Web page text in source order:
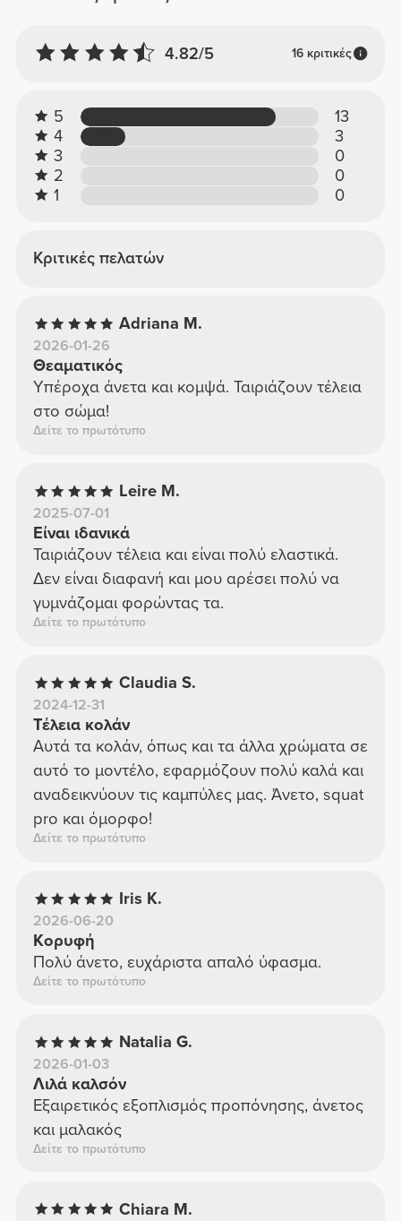
4.82/5 16 κριτικές
5
13
4
3
3
0
2
0
1
0
Κριτικές πελατών
Adriana M.
2026-01-26
Θεαματικός
Υπέροχα άνετα και κομψά. Ταιριάζουν τέλεια
στο σώμα!
Δείτε το πρωτότυπο
Leire M.
2025-07-01
Είναι ιδανικά
Ταιριάζουν τέλεια και είναι πολύ ελαστικά.
Δεν είναι διαφανή και μου αρέσει πολύ να
γυμνάζομαι φορώντας τα.
Δείτε το πρωτότυπο
Claudia S.
2024-12-31
Τέλεια κολάν
Αυτά τα κολάν, όπως και τα άλλα χρώματα σε
αυτό το μοντέλο, εφαρμόζουν πολύ καλά και
αναδεικνύουν τις καμπύλες μας. Άνετο, squat
pro και όμορφο!
Δείτε το πρωτότυπο
Iris K.
2026-06-20
Κορυφή
Πολύ άνετο, ευχάριστα απαλό ύφασμα.
Δείτε το πρωτότυπο
Natalia G.
2026-01-03
Λιλά καλσόν
Εξαιρετικός εξοπλισμός προπόνησης, άνετος
και μαλακός
Δείτε το πρωτότυπο
Chiara M.